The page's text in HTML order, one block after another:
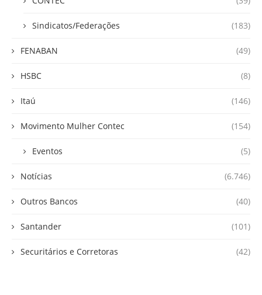
Sindicatos/Federações (183)
FENABAN (49)
HSBC (8)
Itaú (146)
Movimento Mulher Contec (154)
Eventos (5)
Notícias (6.746)
Outros Bancos (40)
Santander (101)
Securitários e Corretoras (42)